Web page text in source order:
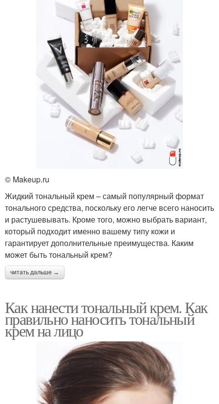
© Makeup.ru
Жидкий тональный крем – самый популярный формат
тонального средства, поскольку его легче всего наносить
и растушевывать. Кроме того, можно выбрать вариант,
который подходит именно вашему типу кожи и
гарантирует дополнительные преимущества. Каким
может быть тональный крем?
читать дальше →
Как нанести тональный крем. Как
правильно наносить тональный
крем на лицо